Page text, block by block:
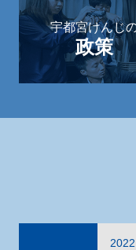
宇都宮けんじ
政策